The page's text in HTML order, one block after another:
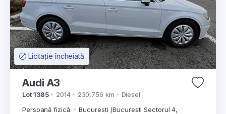
Licitație încheiată
Audi A3
Lot 1385 2014 230,756 km
Diesel
Persoană fizică
Bucuresti (Bucuresti Sectorul 4,